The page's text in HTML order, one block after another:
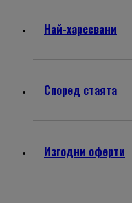
Най-харесвани
Според стаята
Изгодни оферти